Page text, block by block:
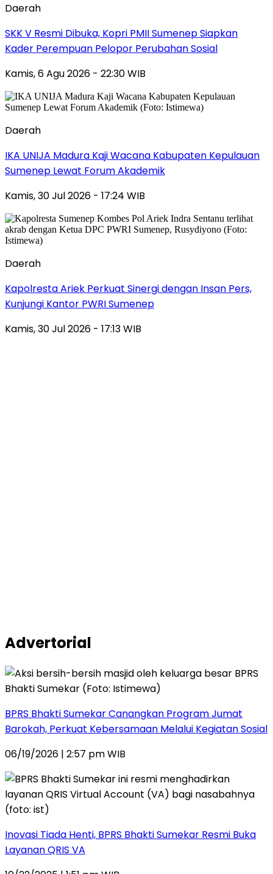
Daerah
SKK V Resmi Dibuka, Kopri PMII Sumenep Siapkan
Kader Perempuan Pelopor Perubahan Sosial
Kamis, 6 Agu 2026 - 22:30 WIB
Daerah
IKA UNIJA Madura Kaji Wacana Kabupaten Kepulauan
Sumenep Lewat Forum Akademik
Kamis, 30 Jul 2026 - 17:24 WIB
Daerah
Kapolresta Ariek Perkuat Sinergi dengan Insan Pers,
Kunjungi Kantor PWRI Sumenep
Kamis, 30 Jul 2026 - 17:13 WIB
Advertorial
BPRS Bhakti Sumekar Canangkan Program Jumat
Barokah, Perkuat Kebersamaan Melalui Kegiatan Sosial
06/19/2026 | 2:57 pm WIB
Inovasi Tiada Henti, BPRS Bhakti Sumekar Resmi Buka
Layanan QRIS VA